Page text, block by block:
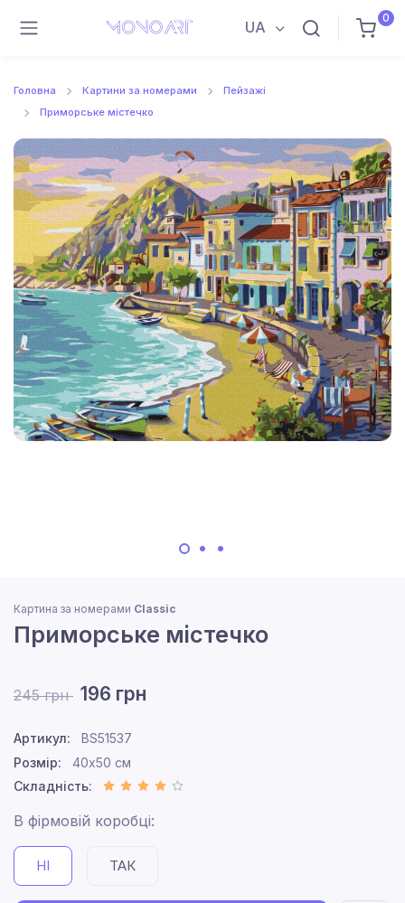
UA
0
Головна Картини за номерами
Пейзажі
Приморське містечко
Картина за номерами Classic
Приморське містечко
245 грн 196 грн
Артикул:
BS51537
Розмір:
40x50 см
Складність:
В фірмовій коробці:
НІ ТАК